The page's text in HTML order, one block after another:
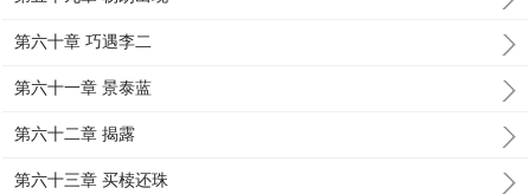
第六十章 巧遇李二
第六十一章 景泰蓝
第六十二章 揭露
第六十三章 买椟还珠